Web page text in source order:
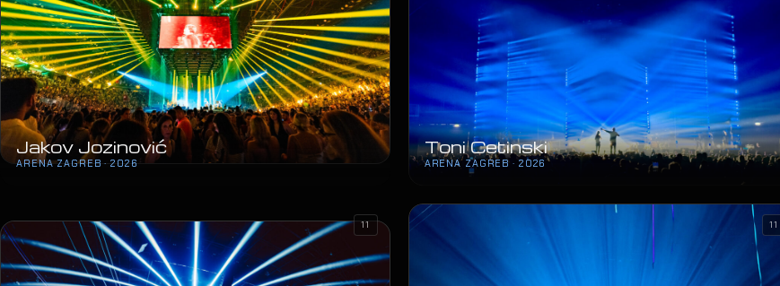
Jakov Jozinović
ARENA ZAGREB · 2026
Toni Cetinski
ARENA ZAGREB · 2026
11 11